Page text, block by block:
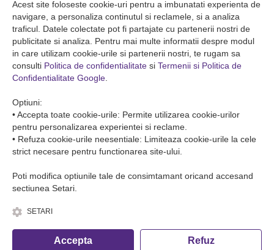
str. Plutonier Ghiniţă nr.8, Fălticeni, judeţul Suceava
0040374557200
Condiții de Transport
Condițiile de transport colete
Condițiile de transport persone
© Copyright 2026 Romfour-Tur S.R.L. J22/2961/2018
Acest site foloseste cookie-uri pentru a imbunatati experienta de
navigare, a personaliza continutul si reclamele, si a analiza
traficul. Datele colectate pot fi partajate cu partenerii nostri de
publicitate si analiza. Pentru mai multe informatii despre modul
in care utilizam cookie-urile si partenerii nostri, te rugam sa
consulti Politica de confidentialitate si Termenii si Politica de
Confidentialitate Google
Optiuni:
• Accepta toate cookie-urile: Permite utilizarea cookie-urilor
pentru personalizarea experientei si reclame.
• Refuza cookie-urile neesentiale: Limiteaza cookie-urile la cele
strict necesare pentru functionarea site-ului.
Poti modifica optiunile tale de consimtamant oricand accesand
sectiunea Setari.
SETARI
Accepta Refuz